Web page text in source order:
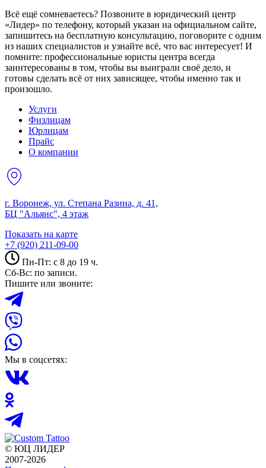
Всё ещё сомневаетесь? Позвоните в юридический центр
«Лидер» по телефону, который указан на официальном сайте,
запишитесь на бесплатную консультацию, поговорите с одним
из наших специалистов и узнайте всё, что вас интересует! И
помните: профессиональные юристы центра всегда
заинтересованы в том, чтобы вы выиграли своё дело, и
готовы сделать всё от них зависящее, чтобы именно так и
произошло.
Услуги
Физлицам
Юрлицам
Прайс
О компании
г. Воронеж, ул. Степана Разина, д. 41,
БЦ "Альянс", 4 этаж
Показать на карте
+7 (920) 211-09-00
Пн-Пт: с 8 до 19 ч.
Сб-Вс: по записи.
Пишите или звоните:
Мы в соцсетях:
© ЮЦ ЛИДЕР
2007-2026